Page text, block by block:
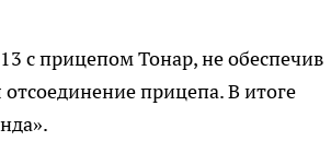
с прицепом Тонар, не обеспечив
прицепа. В итоге